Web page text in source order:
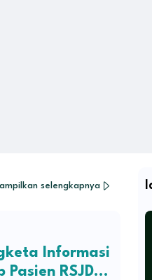
selengkapnya
Informasi
RSJD